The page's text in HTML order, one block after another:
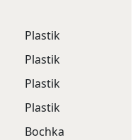
Plastik
Plastik
Plastik
Plastik
Bochka